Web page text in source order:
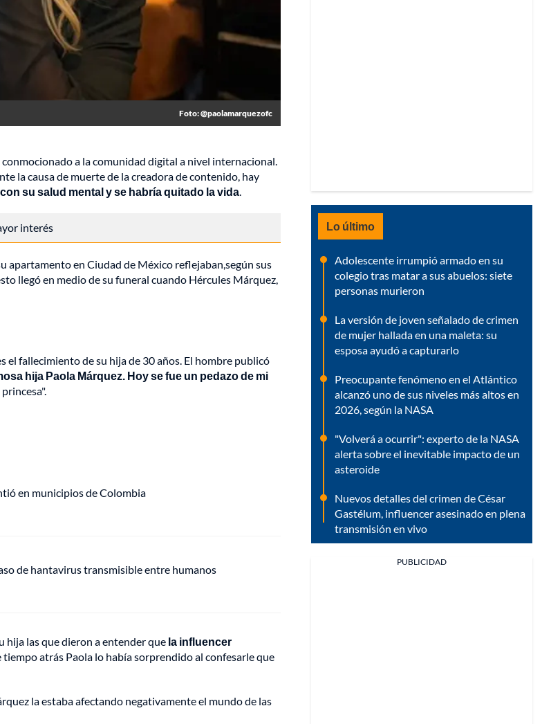
Foto: @paolamarquezofc
a la comunidad digital a nivel internacional.
la causa de muerte de la creadora de contenido, hay
su salud mental y se habría quitado la vida.
interés
apartamento en Ciudad de México reflejaban,según sus
llegó en medio de su funeral cuando Hércules Márquez,
fallecimiento de su hija de 30 años. El hombre publicó
hija Paola Márquez. Hoy se fue un pedazo de mi
en municipios de Colombia
de hantavirus transmisible entre humanos
hija las que dieron a entender que la influencer
tiempo atrás Paola lo había sorprendido al confesarle que
la estaba afectando negativamente el mundo de las
Lo último
Adolescente irrumpió armado en su
colegio tras matar a sus abuelos: siete
personas murieron
La versión de joven señalado de crimen
de mujer hallada en una maleta: su
esposa ayudó a capturarlo
Preocupante fenómeno en el Atlántico
alcanzó uno de sus niveles más altos en
2026, según la NASA
"Volverá a ocurrir": experto de la NASA
alerta sobre el inevitable impacto de un
asteroide
Nuevos detalles del crimen de César
Gastélum, influencer asesinado en plena
transmisión en vivo
PUBLICIDAD